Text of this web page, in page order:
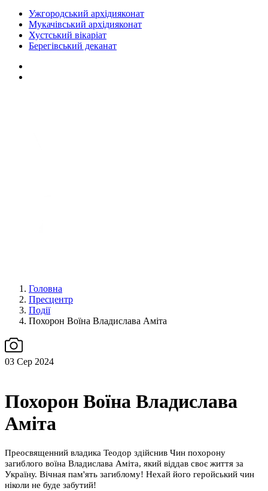
Ужгородський архідияконат
Мукачівський архідияконат
Хустський вікаріат
Берегівський деканат
Головна
Пресцентр
Події
Похорон Воїна Владислава Аміта
03 Сер 2024
Похорон Воїна Владислава
Аміта
Преосвященний владика Теодор здійснив Чин похорону
загиблого воїна Владислава Аміта, який віддав своє життя за
Україну. Вічная пам'ять загиблому! Нехай його геройський чин
ніколи не буде забутий!